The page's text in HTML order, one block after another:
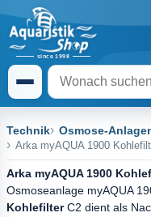
Technik Osmose-
Arka myAQUA 1900
Arka myAQUA 1900
Osmoseanlage myAQUA
KohlefilterC2 dient als